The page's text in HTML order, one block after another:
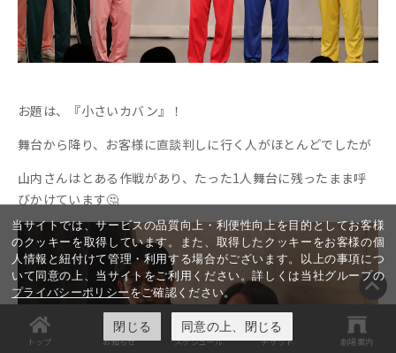
お題は、『小さいカバン』！
舞台から降り、お客様に直談判しに行く人がほとんどでしたが
山内さんはとある作戦があり、たった1人舞台に残ったまま呼
びかけています🤔
トップ お知らせ スケジュール チケット 劇場案内
当サイトでは、サービスの品質向上・利便性向上を目的としてお客様
のクッキーを取得しています。また、取得したクッキーをお客様の個
人情報と紐付けて管理・利用する場合がございます。以上の事項につ
いて同意の上、当サイトをご利用ください。詳しくは当社グループの
プライバシーポリシーをご確認ください。
閉じる 同意の上、閉じる